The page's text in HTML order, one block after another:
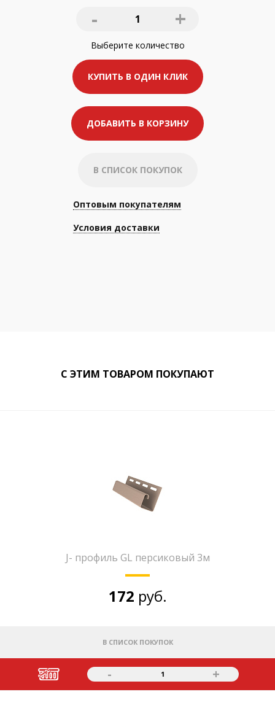
- 1 +
Выберите количество
КУПИТЬ В ОДИН КЛИК
ДОБАВИТЬ В КОРЗИНУ
В СПИСОК ПОКУПОК
Оптовым покупателям
Условия доставки
С ЭТИМ ТОВАРОМ ПОКУПАЮТ
J- профиль GL персиковый 3м
172 руб.
В СПИСОК ПОКУПОК
- 1 +